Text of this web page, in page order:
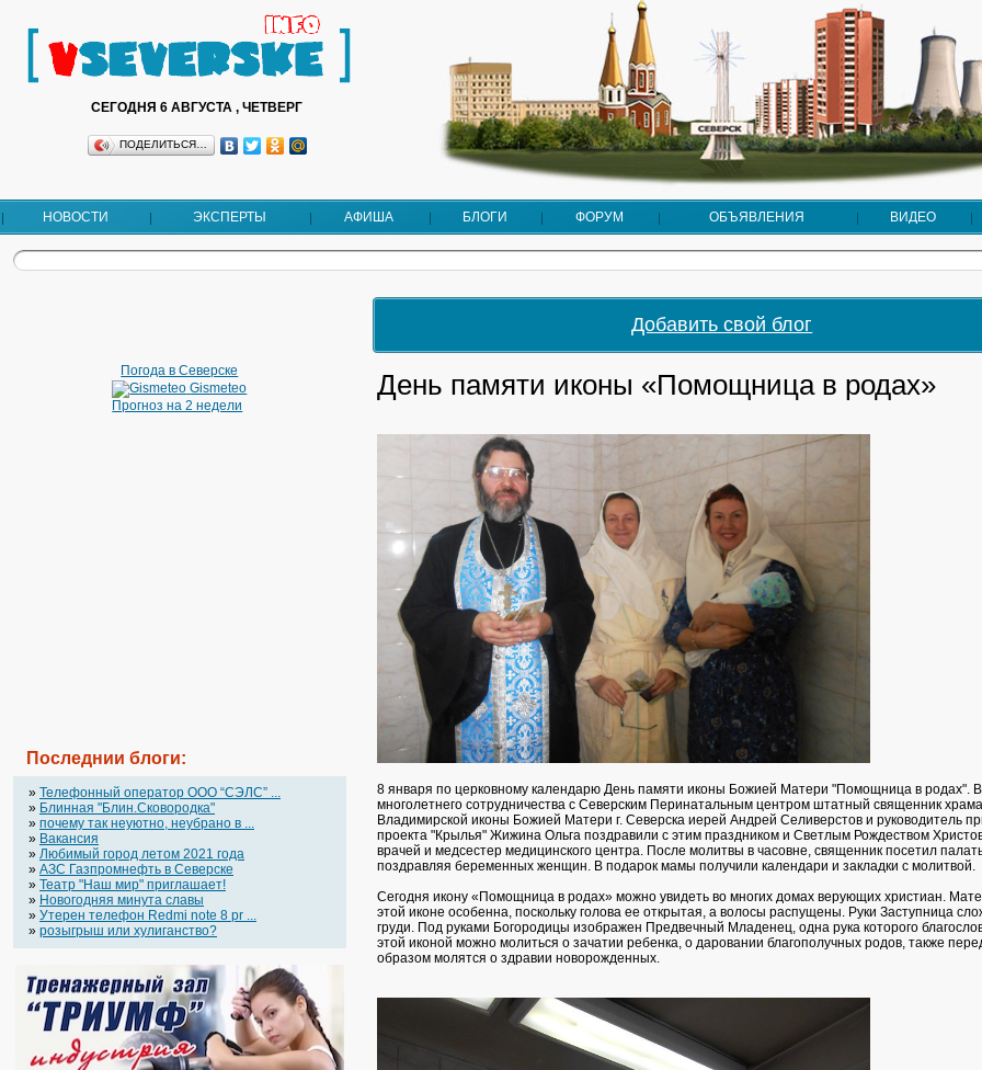
СЕГОДНЯ 6 АВГУСТА , ЧЕТВЕРГ
ПОДЕЛИТЬСЯ…
НОВОСТИ ЭКСПЕРТЫ АФИША БЛОГИ ФОРУМ ОБЪЯВЛЕНИЯ ВИДЕО
Погода в Северске
Gismeteo
Прогноз на 2 недели
Последнии блоги:
» Телефонный оператор OOO “СЭЛС” ...
» Блинная "Блин.Сковородка"
» почему так неуютно, неубрано в ...
» Вакансия
» Любимый город летом 2021 года
» АЗС Газпромнефть в Северске
» Театр "Наш мир" приглашает!
» Новогодняя минута славы
» Утерен телефон Redmi note 8 pr ...
» розыгрыш или хулиганство?
Добавить свой блог
День памяти иконы «Помощница в родах»
8 января по церковному календарю День памяти иконы Божией Матери "Помощница в родах".
многолетнего сотрудничества с Северским Перинатальным центром штатный священник храма
Владимирской иконы Божией Матери г. Северска иерей Андрей Селиверстов и руководитель
проекта "Крылья" Жижина Ольга поздравили с этим праздником и Светлым Рождеством
врачей и медсестер медицинского центра. После молитвы в часовне, священник посетил
поздравляя беременных женщин. В подарок мамы получили календари и закладки с молитвой.
Сегодня икону «Помощница в родах» можно увидеть во многих домах верующих христиан.
этой иконе особенна, поскольку голова ее открытая, а волосы распущены. Руки Заступница
груди. Под руками Богородицы изображен Предвечный Младенец, одна рука которого
этой иконой можно молиться о зачатии ребенка, о даровании благополучных родов, также
образом молятся о здравии новорожденных.